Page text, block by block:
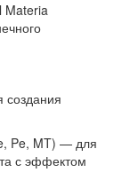
Materia
Pe, MT) — для
с эффектом